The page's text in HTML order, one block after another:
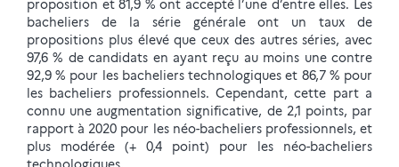
proposition et 81,9 % ont accepté l’une d’entre elles. Les
bacheliers de la série générale ont un taux de
propositions plus élevé que ceux des autres séries, avec
97,6 % de candidats en ayant reçu au moins une contre
92,9 % pour les bacheliers technologiques et 86,7 % pour
les bacheliers professionnels. Cependant, cette part a
connu une augmentation significative, de 2,1 points, par
rapport à 2020 pour les néo-bacheliers professionnels, et
plus modérée (+ 0,4 point) pour les néo-bacheliers